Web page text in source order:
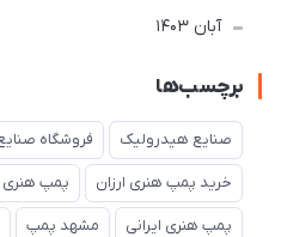
آبان 1403
برچسب‌ها
صنایع هیدرولیک فروشگاه
خرید پمپ هنری ارزان پمپ هنری
پمپ هنری ایرانی مشهد پمپ